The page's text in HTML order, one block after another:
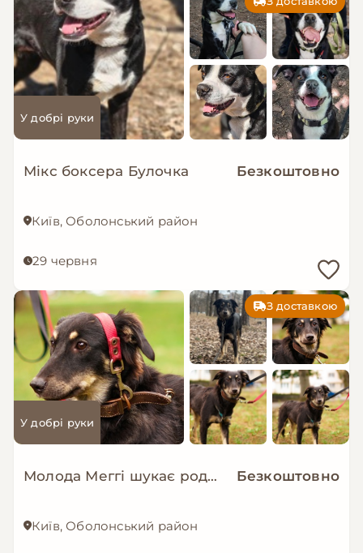
У добрі руки
Мікс боксера Булочка Безкоштовно
Київ, Оболонський район
29 червня
З доставкою
У добрі руки
Молода Меггі шукає родину! Безкоштовно
Київ, Оболонський район